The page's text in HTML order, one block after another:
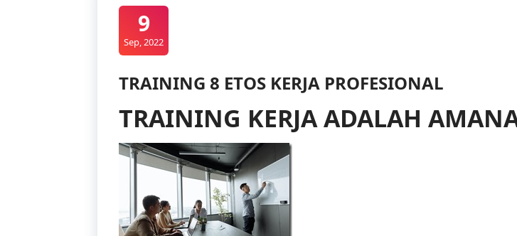
9
Sep, 2022
TRAINING 8 ETOS KERJA PROFESIONAL
TRAINING KERJA ADALAH